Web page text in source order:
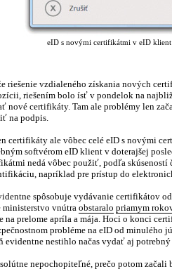
eID s novými certifikátmi v eID klient
riešenie vzdialeného získania nových
riešením bolo ísť v pondelok na
nové certifikáty. Tam ale problémy len
na podpis.
certifikáty ale vôbec celé eID s novými
softvérom eID klient v doterajšej
nedá vôbec použiť, podľa skúseností
napríklad pre prístup do
spôsobuje vydávanie certifikátov
ministerstvo vnútra obstaralo priamym
na prelome apríla a mája. Hoci o konci
probléme na eID od minulého
evidentne nestihlo načas vydať aj potrebný
nepochopiteľné, prečo potom